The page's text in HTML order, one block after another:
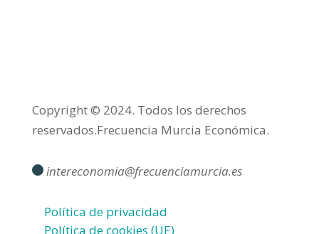
Copyright © 2024. Todos los derechos
reservados.Frecuencia Murcia Económica.
intereconomia@frecuenciamurcia.es
Política de privacidad
Política de cookies (UE)